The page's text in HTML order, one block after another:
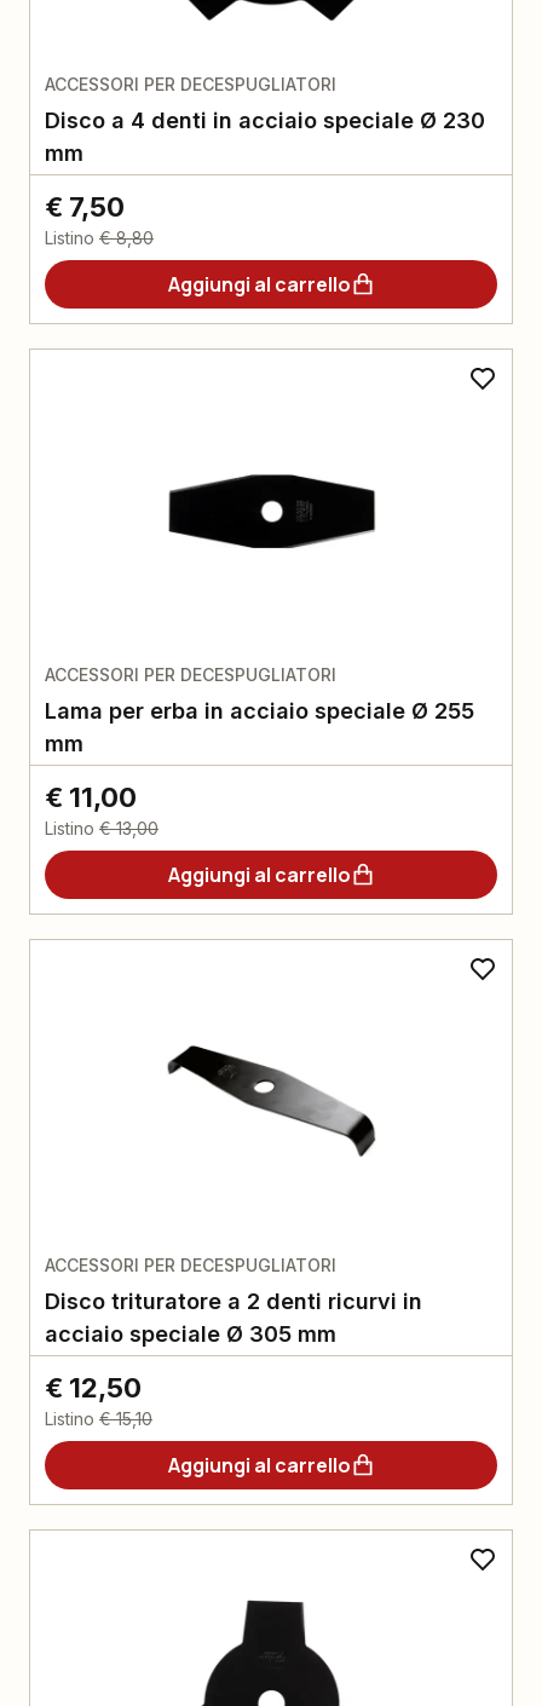
ACCESSORI PER DECESPUGLIATORI
Disco a 4 denti in acciaio speciale Ø 230
mm
€ 7,50
Listino € 8,80
Aggiungi al carrello
ACCESSORI PER DECESPUGLIATORI
Lama per erba in acciaio speciale Ø 255
mm
€ 11,00
Listino € 13,00
Aggiungi al carrello
ACCESSORI PER DECESPUGLIATORI
Disco trituratore a 2 denti ricurvi in
acciaio speciale Ø 305 mm
€ 12,50
Listino € 15,10
Aggiungi al carrello